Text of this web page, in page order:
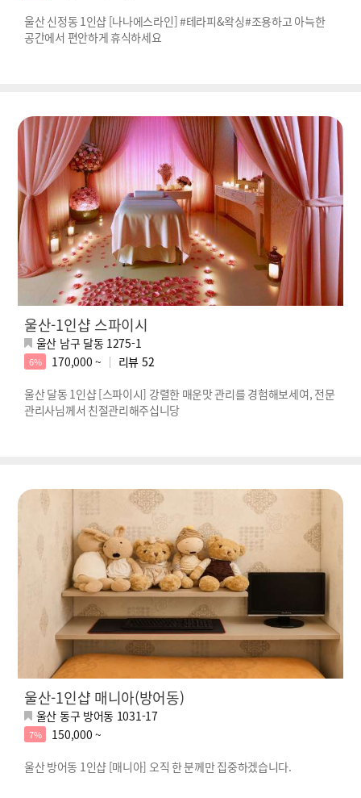
울산 신정동 1인샵 [나나에스라인] #테라피&왁싱#조용하고 아늑한
공간에서 편안하게 휴식하세요
울산-1인샵 스파이시
울산 남구 달동 1275-1
6% 170,000 ~ 리뷰 52
울산 달동 1인샵 [스파이시] 강렬한 매운맛 관리를 경험해보세여, 전문
관리사님께서 친절관리해주십니당
울산-1인샵 매니아(방어동)
울산 동구 방어동 1031-17
7%
150,000 ~
울산 방어동 1인샵 [매니아] 오직 한 분께만 집중하겠습니다.